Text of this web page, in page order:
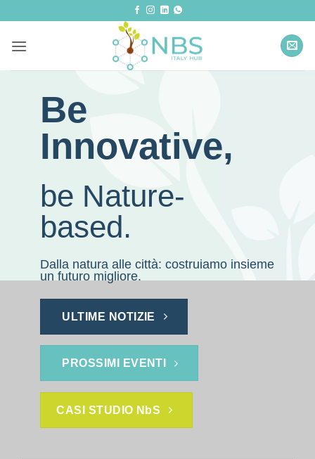
contenuti
Be
Innovative,
be Nature-
based.
Dalla natura alle città: costruiamo insieme
un futuro migliore.
ULTIME NOTIZIE
PROSSIMI EVENTI
CASI STUDIO NbS